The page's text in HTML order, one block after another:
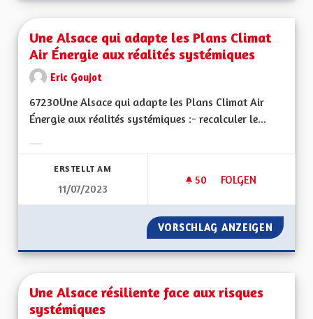
Une Alsace qui adapte les Plans Climat
Air Énergie aux réalités systémiques
Eric Goujot
67230Une Alsace qui adapte les Plans Climat Air
Énergie aux réalités systémiques :- recalculer le...
ERSTELLT AM
11/07/2023
50 50 FOLLOWER
FOLGEN
UNE ALSACE QUI
VORSCHLAG ANZEIGEN UNE
Une Alsace résiliente face aux risques
systémiques